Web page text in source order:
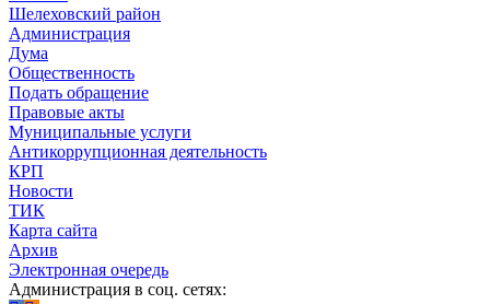
Шелеховский район
Администрация
Дума
Общественность
Подать обращение
Правовые акты
Муниципальные услуги
Антикоррупционная деятельность
КРП
Новости
ТИК
Карта сайта
Архив
Электронная очередь
Администрация в соц. сетях: